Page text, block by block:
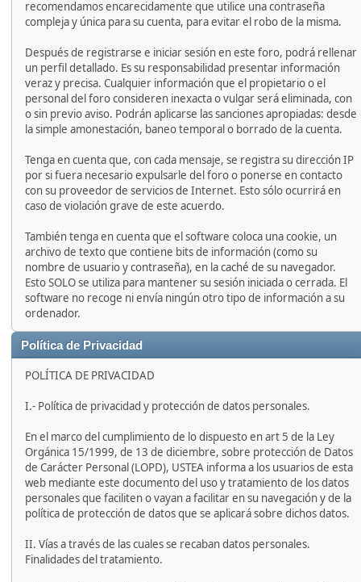
recomendamos encarecidamente que utilice una contraseña
compleja y única para su cuenta, para evitar el robo de la misma.
Después de registrarse e iniciar sesión en este foro, podrá rellenar
un perfil detallado. Es su responsabilidad presentar información
veraz y precisa. Cualquier información que el propietario o el
personal del foro consideren inexacta o vulgar será eliminada, con
o sin previo aviso. Podrán aplicarse las sanciones apropiadas: desde
la simple amonestación, baneo temporal o borrado de la cuenta.
Tenga en cuenta que, con cada mensaje, se registra su dirección IP
por si fuera necesario expulsarle del foro o ponerse en contacto
con su proveedor de servicios de Internet. Esto sólo ocurrirá en
caso de violación grave de este acuerdo.
También tenga en cuenta que el software coloca una cookie, un
archivo de texto que contiene bits de información (como su
nombre de usuario y contraseña), en la caché de su navegador.
Esto SOLO se utiliza para mantener su sesión iniciada o cerrada. El
software no recoge ni envía ningún otro tipo de información a su
ordenador.
Política de Privacidad
POLÍTICA DE PRIVACIDAD
I.- Política de privacidad y protección de datos personales.
En el marco del cumplimiento de lo dispuesto en art 5 de la Ley
Orgánica 15/1999, de 13 de diciembre, sobre protección de Datos
de Carácter Personal (LOPD), USTEA informa a los usuarios de esta
web mediante este documento del uso y tratamiento de los datos
personales que faciliten o vayan a facilitar en su navegación y de la
política de protección de datos que se aplicará sobre dichos datos.
II. Vías a través de las cuales se recaban datos personales.
Finalidades del tratamiento.